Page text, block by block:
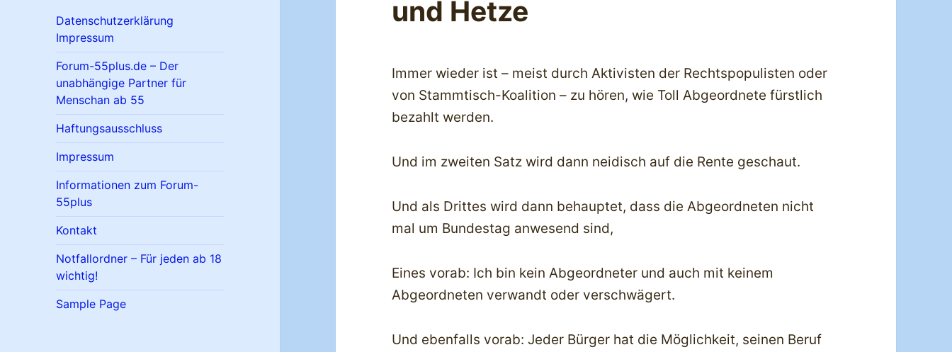
Datenschutzerklärung
Impressum
Forum-55plus.de – Der
unabhängige Partner für
Menschan ab 55
Haftungsausschluss
Impressum
Informationen zum Forum-
55plus
Kontakt
Notfallordner – Für jeden ab 18
wichtig!
Sample Page
und Hetze
Immer wieder ist – meist durch Aktivisten der Rechtspopulisten oder
von Stammtisch-Koalition – zu hören, wie Toll Abgeordnete fürstlich
bezahlt werden.
Und im zweiten Satz wird dann neidisch auf die Rente geschaut.
Und als Drittes wird dann behauptet, dass die Abgeordneten nicht
mal um Bundestag anwesend sind,
Eines vorab: Ich bin kein Abgeordneter und auch mit keinem
Abgeordneten verwandt oder verschwägert.
Und ebenfalls vorab: Jeder Bürger hat die Möglichkeit, seinen Beruf